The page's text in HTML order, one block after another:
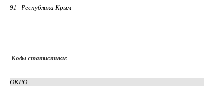
91 - Республика Крым
Коды статистики:
ОКПО